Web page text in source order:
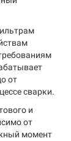
от
сварки.
и
от
момент